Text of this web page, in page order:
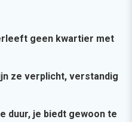
geen kwartier met
ze verplicht, verstandig
duur, je biedt gewoon te